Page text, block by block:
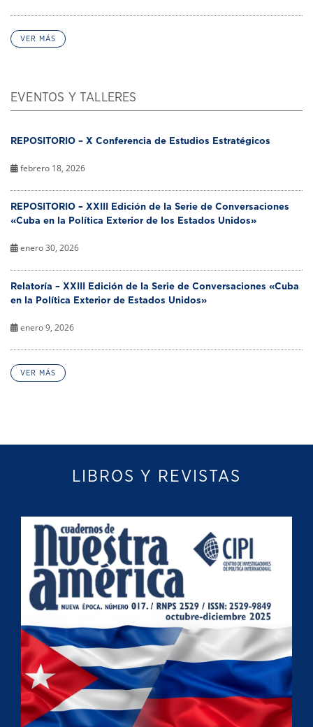
VER MÁS
EVENTOS Y TALLERES
REPOSITORIO – X Conferencia de Estudios Estratégicos
febrero 18, 2026
REPOSITORIO – XXIII Edición de la Serie de Conversaciones
«Cuba en la Política Exterior de los Estados Unidos»
enero 30, 2026
Relatoría – XXIII Edición de la Serie de Conversaciones «Cuba
en la Política Exterior de Estados Unidos»
enero 9, 2026
VER MÁS
LIBROS Y REVISTAS